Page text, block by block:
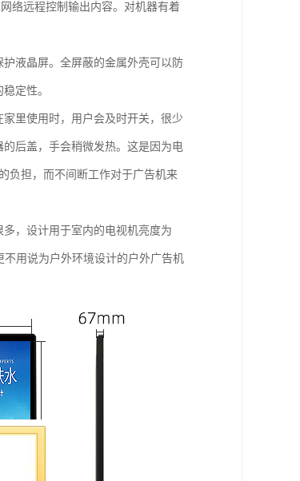
络远程控制输出内容。对机器有着
液晶屏。全屏蔽的金属外壳可以防
定性。
里使用时，用户会及时开关，很少
后盖，手会稍微发热。这是因为电
负担，而不间断工作对于广告机来
，设计用于室内的电视机亮度为
不用说为户外环境设计的户外广告机